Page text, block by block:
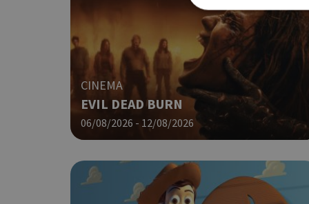
CINEMA
EVIL DEAD BURN
06/08/2026 - 12/08/2026
Τα απολύτως
ιστότοπος δεν μπορεί
Ονοματεπώνυμο
G_ENABLED_IDPS
PHPSESSID